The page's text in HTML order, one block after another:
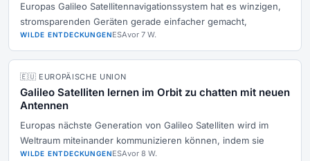
Europas Galileo Satellitennavigationssystem hat es winzigen,
stromsparenden Geräten gerade einfacher gemacht,
WILDE ENTDECKUNGENESAvor 7 W.
🇪🇺 EUROPÄISCHE UNION
Galileo Satelliten lernen im Orbit zu chatten mit neuen
Antennen
Europas nächste Generation von Galileo Satelliten wird im
Weltraum miteinander kommunizieren können, indem sie
WILDE ENTDECKUNGENESAvor 8 W.